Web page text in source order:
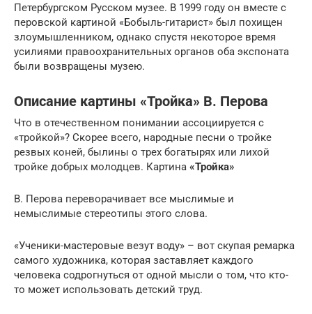
Петербургском Русском музее. В 1999 году он вместе с
перовской картиной «Бобыль-гитарист» был похищен
злоумышленником, однако спустя некоторое время
усилиями правоохранительных органов оба экспоната
были возвращены музею.
Описание картины «Тройка» В. Перова
Что в отечественном понимании ассоциируется с
«тройкой»? Скорее всего, народные песни о тройке
резвых коней, былины о трех богатырях или лихой
тройке добрых молодцев. Картина «Тройка»
В. Перова переворачивает все мыслимые и
немыслимые стереотипы этого слова.
«Ученики-мастеровые везут воду» – вот скупая ремарка
самого художника, которая заставляет каждого
человека содрогнуться от одной мысли о том, что кто-
то может использовать детский труд.